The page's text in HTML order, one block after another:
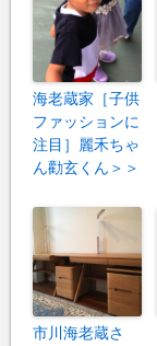
海老蔵家［子供
ファッションに
注目］麗禾ちゃ
ん勸玄くん＞＞
市川海老蔵さ